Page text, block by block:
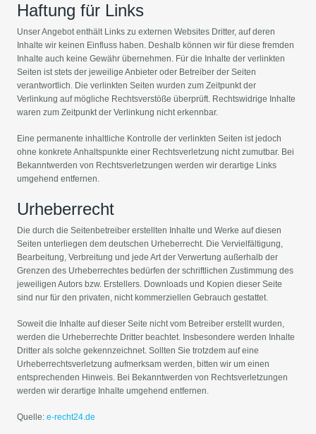
Haftung für Links
Unser Angebot enthält Links zu externen Websites Dritter, auf deren
Inhalte wir keinen Einfluss haben. Deshalb können wir für diese fremden
Inhalte auch keine Gewähr übernehmen. Für die Inhalte der verlinkten
Seiten ist stets der jeweilige Anbieter oder Betreiber der Seiten
verantwortlich. Die verlinkten Seiten wurden zum Zeitpunkt der
Verlinkung auf mögliche Rechtsverstöße überprüft. Rechtswidrige Inhalte
waren zum Zeitpunkt der Verlinkung nicht erkennbar.
Eine permanente inhaltliche Kontrolle der verlinkten Seiten ist jedoch
ohne konkrete Anhaltspunkte einer Rechtsverletzung nicht zumutbar. Bei
Bekanntwerden von Rechtsverletzungen werden wir derartige Links
umgehend entfernen.
Urheberrecht
Die durch die Seitenbetreiber erstellten Inhalte und Werke auf diesen
Seiten unterliegen dem deutschen Urheberrecht. Die Vervielfältigung,
Bearbeitung, Verbreitung und jede Art der Verwertung außerhalb der
Grenzen des Urheberrechtes bedürfen der schriftlichen Zustimmung des
jeweiligen Autors bzw. Erstellers. Downloads und Kopien dieser Seite
sind nur für den privaten, nicht kommerziellen Gebrauch gestattet.
Soweit die Inhalte auf dieser Seite nicht vom Betreiber erstellt wurden,
werden die Urheberrechte Dritter beachtet. Insbesondere werden Inhalte
Dritter als solche gekennzeichnet. Sollten Sie trotzdem auf eine
Urheberrechtsverletzung aufmerksam werden, bitten wir um einen
entsprechenden Hinweis. Bei Bekanntwerden von Rechtsverletzungen
werden wir derartige Inhalte umgehend entfernen.
Quelle:e-recht24.de